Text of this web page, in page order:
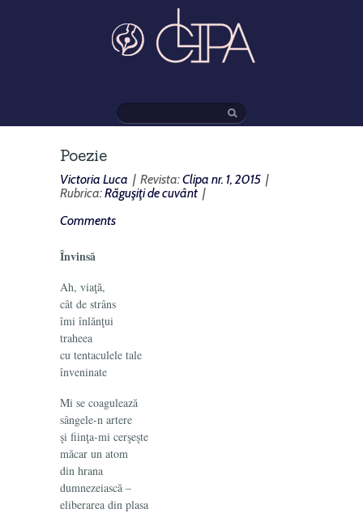
Poezie
Victoria Luca | Revista:Clipa nr. 1, 2015 |
Rubrica:Răguşiţi de cuvânt |
Comments
Învinsă
Ah, viaţă,
cât de strâns
îmi înlănţui
traheea
cu tentaculele tale
înveninate
Mi se coagulează
sângele-n artere
şi fiinţa-mi cerşeşte
măcar un atom
din hrana
dumnezeiască –
eliberarea din plasa